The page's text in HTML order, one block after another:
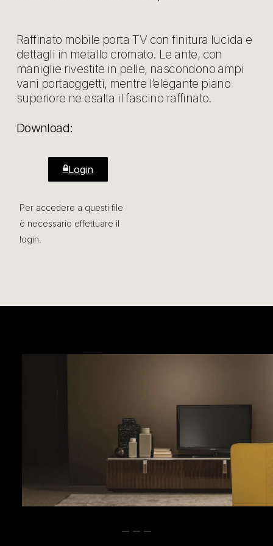
Download:
Login
Per accedere a questi file
è necessario effettuare il
login.
Raffinato mobile porta TV con finitura lucida e
dettagli in metallo cromato. Le ante, con
maniglie rivestite in pelle, nascondono ampi
vani portaoggetti, mentre l’elegante piano
superiore ne esalta il fascino raffinato.